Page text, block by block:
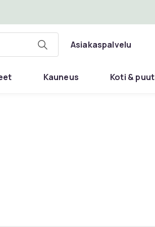
Asiakaspalvelu
Kauneus Koti &